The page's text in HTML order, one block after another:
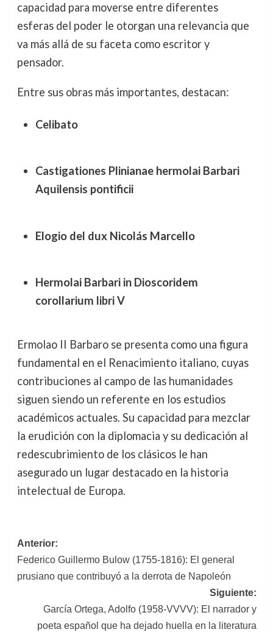
capacidad para moverse entre diferentes
esferas del poder le otorgan una relevancia que
va más allá de su faceta como escritor y
pensador.
Entre sus obras más importantes, destacan:
Celibato
Castigationes Plinianae hermolai Barbari
Aquilensis pontificii
Elogio del dux Nicolás Marcello
Hermolai Barbari in Dioscoridem
corollarium libri V
Ermolao II Barbaro se presenta como una figura
fundamental en el Renacimiento italiano, cuyas
contribuciones al campo de las humanidades
siguen siendo un referente en los estudios
académicos actuales. Su capacidad para mezclar
la erudición con la diplomacia y su dedicación al
redescubrimiento de los clásicos le han
asegurado un lugar destacado en la historia
intelectual de Europa.
Navegación
de
entradas
Anterior:
Federico Guillermo Bulow (1755-1816): El general
prusiano que contribuyó a la derrota de Napoleón
Siguiente:
García Ortega, Adolfo (1958-VVVV): El narrador y
poeta español que ha dejado huella en la literatura